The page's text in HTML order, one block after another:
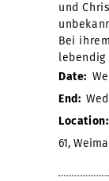
und
Bei
lebendig
Date:
End:
Location:
61,